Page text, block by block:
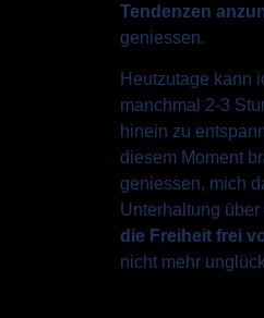
Tendenzen
geniessen.
Heutzutage kann
manchmal 2-3
hinein zu
diesem Moment
geniessen, mich
Unterhaltung
die Freiheit frei
nicht mehr